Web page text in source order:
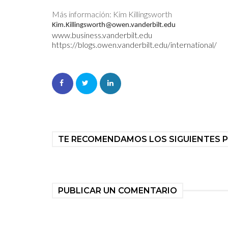
Más información: Kim Killingsworth
Kim.Killingsworth@owen.vanderbilt.edu
www.business.vanderbilt.edu
https://blogs.owen.vanderbilt.edu/international/
TE RECOMENDAMOS LOS SIGUIENTES
PUBLICAR UN COMENTARIO